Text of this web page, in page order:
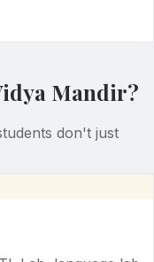
Mandir?
don't just